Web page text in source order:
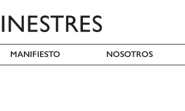
MANIFIESTO NOSOTROS